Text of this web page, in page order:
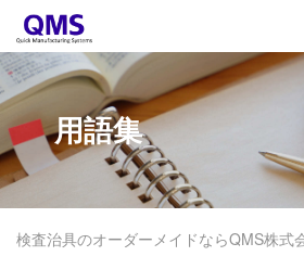
用語集
検査治具のオーダーメイドならQMS株式